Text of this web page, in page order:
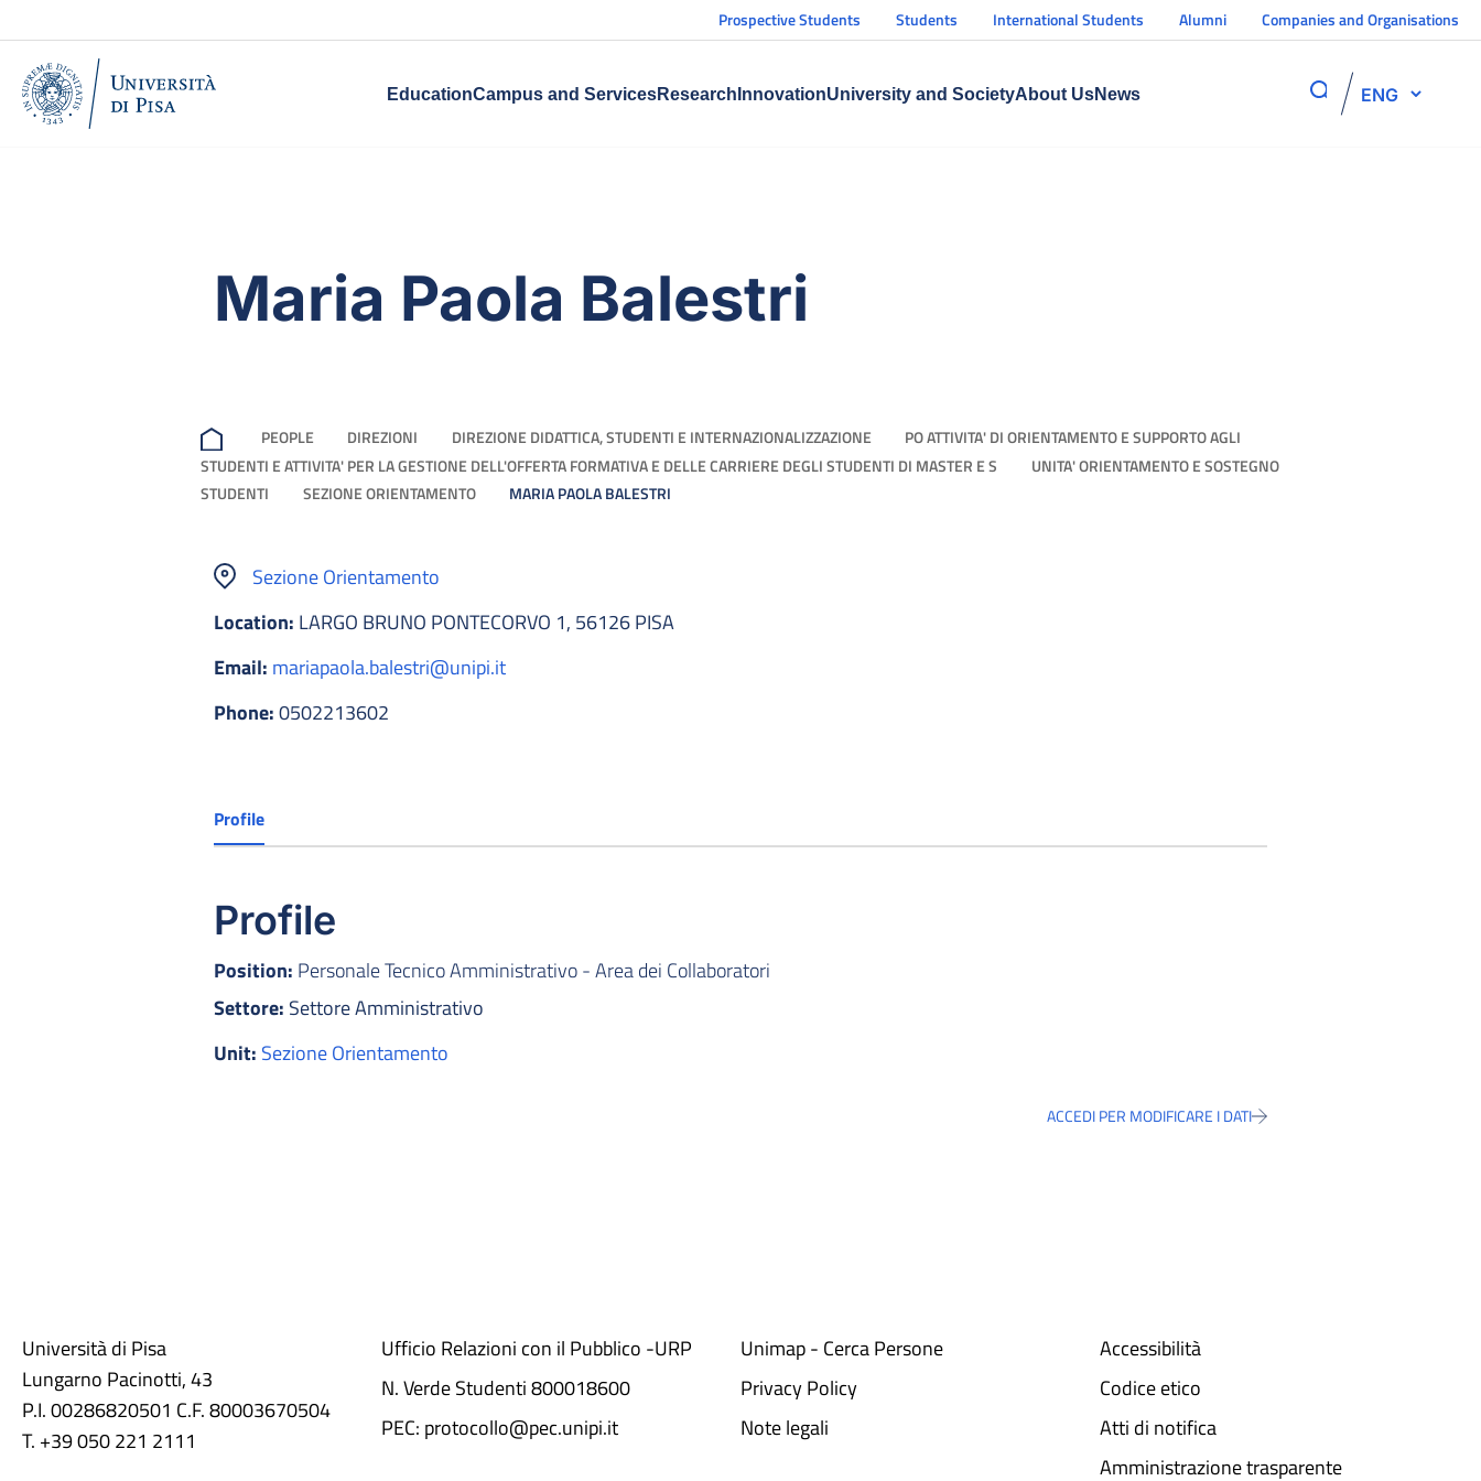
Prospective Students Students International Students Alumni Companies and Organisations
EducationCampus and ServicesResearch InnovationUniversity and SocietyAbout UsNews ENG
Maria Paola Balestri
PEOPLE DIREZIONI DIREZIONE DIDATTICA, STUDENTI E INTERNAZIONALIZZAZIONE
PO ATTIVITA' DI ORIENTAMENTO E SUPPORTO AGLI
STUDENTI E ATTIVITA' PER LA GESTIONE DELL'OFFERTA FORMATIVA E DELLE CARRIERE DEGLI STUDENTI DI MASTER E S
UNITA' ORIENTAMENTO E SOSTEGNO
STUDENTI
SEZIONE ORIENTAMENTO MARIA PAOLA BALESTRI
Sezione Orientamento
Location: LARGO BRUNO PONTECORVO 1, 56126 PISA
Email: mariapaola.balestri@unipi.it
Phone:0502213602
Profile
Profile
Position: Personale Tecnico Amministrativo - Area dei Collaboratori
Settore: Settore Amministrativo
Unit: Sezione Orientamento
ACCEDI PER MODIFICARE I DATI
Università di Pisa
Lungarno Pacinotti, 43
P.I. 00286820501 C.F. 80003670504
T. +39 050 221 2111
Ufficio Relazioni con il Pubblico -URP
N. Verde Studenti 800018600​
PEC: protocollo@pec.unipi.it
Unimap - Cerca Persone
Privacy Policy
Note legali
Accessibilità
Codice etico
Atti di notifica
Amministrazione trasparente